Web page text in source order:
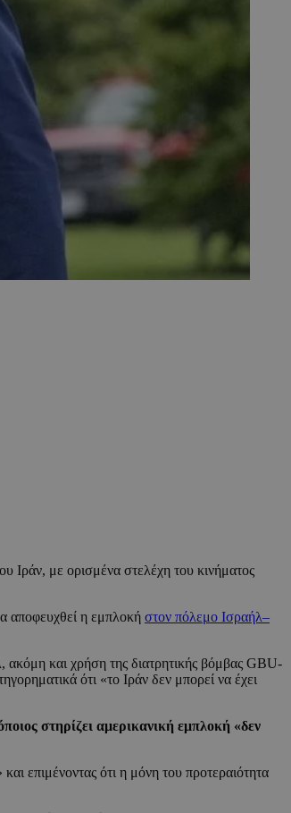
Ιράν, με ορισμένα στελέχη του κινήματος
αποφευχθεί η εμπλοκή στον πόλεμο Ισραήλ–
ακόμη και χρήση της διατρητικής βόμβας GBU-
ότι «το Ιράν δεν μπορεί να έχει
στηρίζει αμερικανική εμπλοκή «δεν
επιμένοντας ότι η μόνη του προτεραιότητα